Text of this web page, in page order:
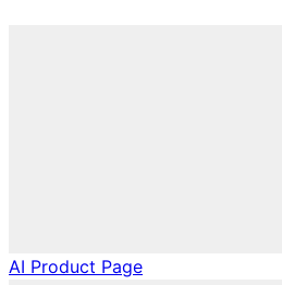
AI Product Page